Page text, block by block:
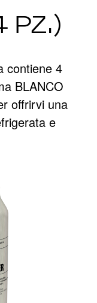
PZ.)
contiene 4
BLANCO
offrirvi una
e